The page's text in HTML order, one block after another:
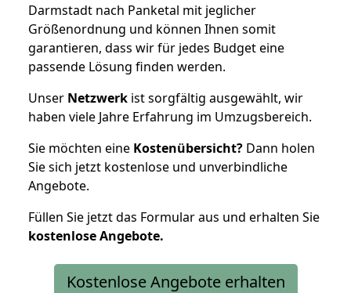
Darmstadt nach Panketal mit jeglicher
Größenordnung und können Ihnen somit
garantieren, dass wir für jedes Budget eine
passende Lösung finden werden.
Unser Netzwerk ist sorgfältig ausgewählt, wir
haben viele Jahre Erfahrung im Umzugsbereich.
Sie möchten eine Kostenübersicht? Dann holen
Sie sich jetzt kostenlose und unverbindliche
Angebote.
Füllen Sie jetzt das Formular aus und erhalten Sie
kostenloseAngebote.
Kostenlose Angebote erhalten